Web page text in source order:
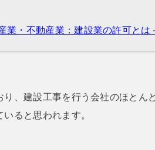
業・不動産業：建設業の許可と
り、建設工事を行う会社のほとん
いると思われます。